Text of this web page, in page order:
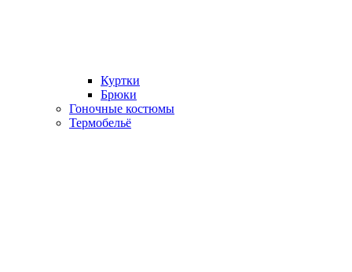
Куртки
Брюки
Гоночные костюмы
Термобельё